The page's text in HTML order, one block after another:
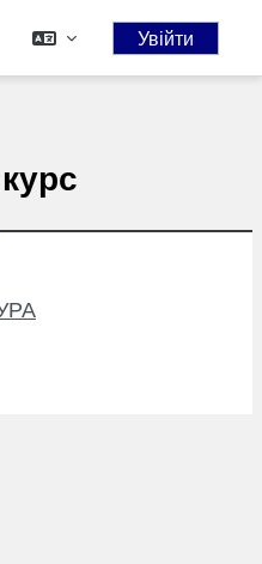
want the default styling
Увійти